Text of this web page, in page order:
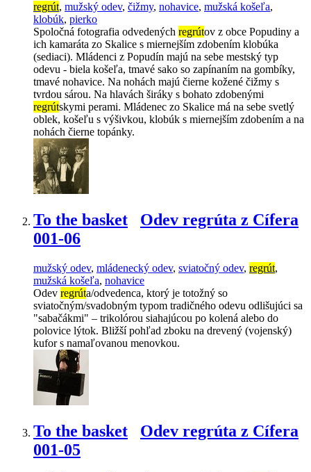
regrút, mužský odev, čižmy, nohavice, mužská košeľa,
klobúk, pierko
Spoločná fotografia odvedených regrútov z obce Popudiny a
ich kamaráta zo Skalice s miernejším zdobením klobúka
(sediaci). Mládenci z Popudín majú na sebe mestský typ
odevu - biela košeľa, tmavé sako so zapínaním na gombíky,
tmavé nohavice. Na nohách majú čierne kožené čižmy s
tvrdou sárou. Na hlavách širáky s bohato zdobenými
regrútskymi perami. Mládenec zo Skalice má na sebe svetlý
oblek, košeľu s výšivkou, klobúk s miernejším zdobením a na
nohách čierne topánky.
To the basket
Odev regrúta z Cífera
001-06
mužský odev, mládenecký odev, sviatočný odev, regrút,
mužská košeľa, nohavice
Odev regrúta/odvedenca, ktorý je totožný so
sviatočným/svadobným typom tradičného odevu odlišujúci sa
"sabačákmi" – trikolórou siahajúcou po kolená alebo do
polovice lýtok. Bližší pohľad zboku na drevený (vojenský)
kufor s namaľovanou menovkou.
To the basket
Odev regrúta z Cífera
001-05